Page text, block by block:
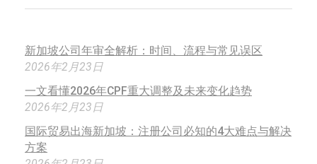
新加坡公司年审全解析：时间、流程与常见误区
2026年2月23日
一文看懂2026年CPF重大调整及未来变化趋势
2026年2月23日
国际贸易出海新加坡：注册公司必知的4大难点与解决
方案